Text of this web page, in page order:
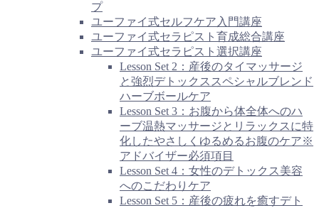
プ
ユーファイ式セルフケア入門講座
ユーファイ式セラピスト育成総合講座
ユーファイ式セラピスト選択講座
Lesson Set 2：産後のタイマッサージ
と強烈デトックススペシャルブレンド
ハーブボールケア
Lesson Set 3：お腹から体全体へのハ
ーブ温熱マッサージとリラックスに特
化したやさしくゆるめるお腹のケア※
アドバイザー必須項目
Lesson Set 4：女性のデトックス美容
へのこだわりケア
Lesson Set 5：産後の疲れを癒すデト